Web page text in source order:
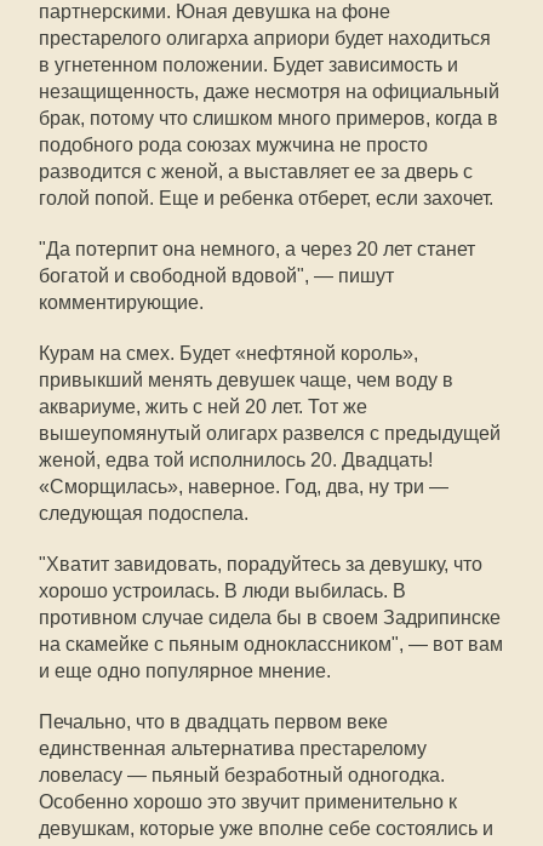
партнерскими. Юная девушка на фоне
престарелого олигарха априори будет находиться
в угнетенном положении. Будет зависимость и
незащищенность, даже несмотря на официальный
брак, потому что слишком много примеров, когда в
подобного рода союзах мужчина не просто
разводится с женой, а выставляет ее за дверь с
голой попой. Еще и ребенка отберет, если захочет.
"Да потерпит она немного, а через 20 лет станет
богатой и свободной вдовой", — пишут
комментирующие.
Курам на смех. Будет «нефтяной король»,
привыкший менять девушек чаще, чем воду в
аквариуме, жить с ней 20 лет. Тот же
вышеупомянутый олигарх развелся с предыдущей
женой, едва той исполнилось 20. Двадцать!
«Сморщилась», наверное. Год, два, ну три —
следующая подоспела.
"Хватит завидовать, порадуйтесь за девушку, что
хорошо устроилась. В люди выбилась. В
противном случае сидела бы в своем Задрипинске
на скамейке с пьяным одноклассником", — вот вам
и еще одно популярное мнение.
Печально, что в двадцать первом веке
единственная альтернатива престарелому
ловеласу — пьяный безработный одногодка.
Особенно хорошо это звучит применительно к
девушкам, которые уже вполне себе состоялись и